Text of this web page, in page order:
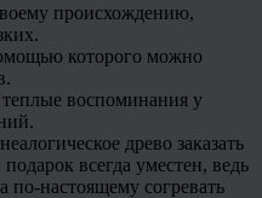
происхождению,
которого можно
воспоминания у
древо заказать
всегда уместен, ведь
по-настоящему согревать